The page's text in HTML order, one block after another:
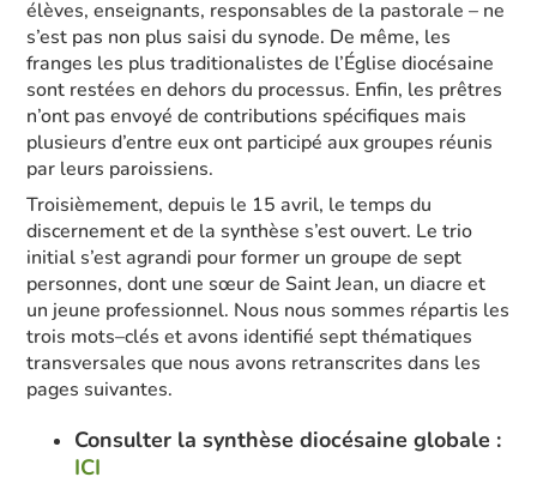
élèves, enseignants, responsables de la pastorale – ne
s’est pas non plus saisi du synode. De même, les
franges les plus traditionalistes de l’Église diocésaine
sont restées en dehors du processus. Enfin, les prêtres
n’ont pas envoyé de contributions spécifiques mais
plusieurs d’entre eux ont participé aux groupes réunis
par leurs paroissiens.
Troisièmement, depuis le 15 avril, le temps du
discernement et de la synthèse s’est ouvert. Le trio
initial s’est agrandi pour former un groupe de sept
personnes, dont une sœur de Saint Jean, un diacre et
un jeune professionnel. Nous nous sommes répartis les
trois mots–clés et avons identifié sept thématiques
transversales que nous avons retranscrites dans les
pages suivantes.
Consulter la synthèse diocésaine globale :
ICI